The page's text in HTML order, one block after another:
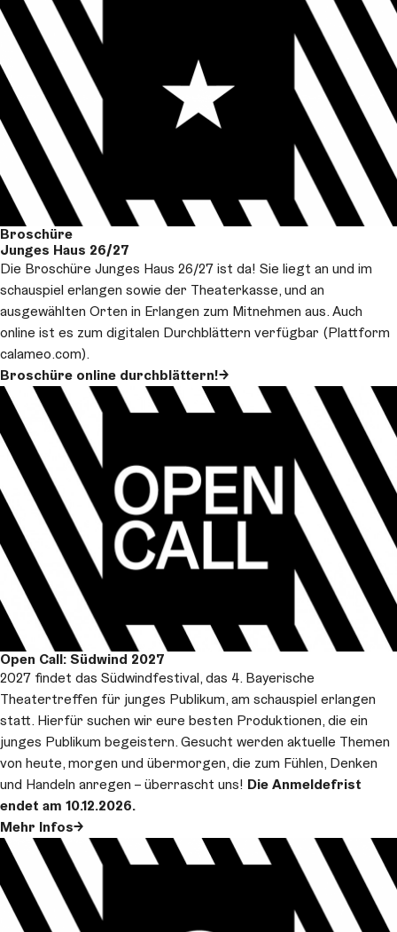
Broschüre
Junges Haus 26/27
Die Broschüre Junges Haus 26/27 ist da! Sie liegt an und im
schauspiel erlangen sowie der Theaterkasse, und an
ausgewählten Orten in Erlangen zum Mitnehmen aus. Auch
online ist es zum digitalen Durchblättern verfügbar (Plattform
calameo.com).
Broschüre online durchblättern!
Open Call: Südwind 2027
2027 findet das Südwindfestival, das 4. Bayerische
Theatertreffen für junges Publikum, am schauspiel erlangen
statt. Hierfür suchen wir eure besten Produktionen, die ein
junges Publikum begeistern. Gesucht werden aktuelle Themen
von heute, morgen und übermorgen, die zum Fühlen, Denken
und Handeln anregen – überrascht uns! DieAnmeldefrist
endet am 10.12.2026.
Mehr Infos